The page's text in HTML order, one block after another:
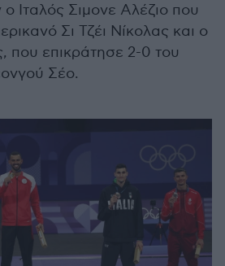
Ιταλός Σιμονε Αλέζιο που
Σι Τζέι Νίκολας και ο
που επικράτησε 2-0 του
Σέο.